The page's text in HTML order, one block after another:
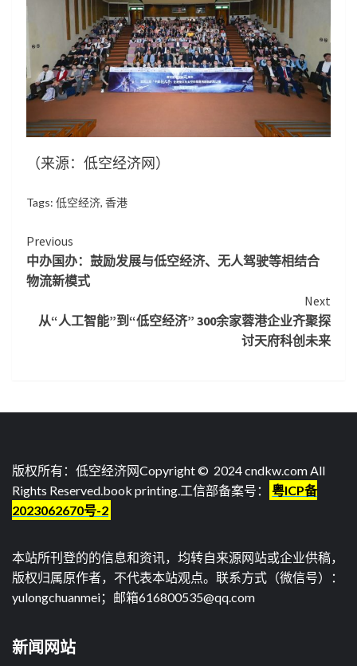
（来源：低空经济网）
Tags: 低空经济, 香港
Continue
Reading
Previous
中办国办：鼓励发展与低空经济、无人驾驶等相结合
物流新模式
Next
从“人工智能”到“低空经济” 300余家蓉港企业齐聚探
讨天府科创未来
版权所有：低空经济网Copyright © 2024 cndkw.com All
Rights Reserved.book printing.工信部备案号：
粤ICP备
2023062670号-2
本站所刊登的的信息和资讯，均转自来源网站或企业供稿，
版权归属原作者，不代表本站观点。联系方式（微信号）：
yulongchuanmei；邮箱616800535@qq.com
新闻网站